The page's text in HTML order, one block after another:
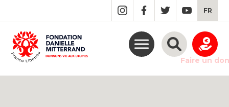
MAIN
CONTENT
FR
Faire un don